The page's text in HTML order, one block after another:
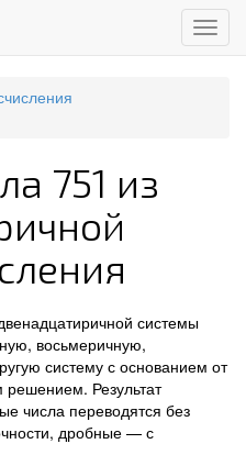
Меню
751 из
системы
восьмеричную,
систему с основанием от
Результат
числа переводятся без
дробные — с